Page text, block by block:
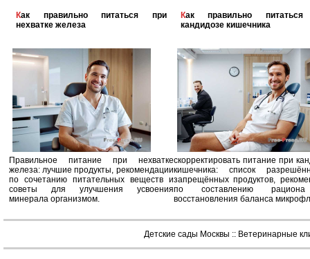
Как правильно питаться при
нехватке железа
Правильное питание при нехватке
железа: лучшие продукты, рекомендации
по сочетанию питательных веществ и
советы для улучшения усвоения
минерала организмом.
Как правильно питаться при
кандидозе кишечника
скорректировать питание при
кишечника: список
запрещённых продуктов,
по составлению
восстановления баланса
Детские сады Москвы :: Ветеринарные